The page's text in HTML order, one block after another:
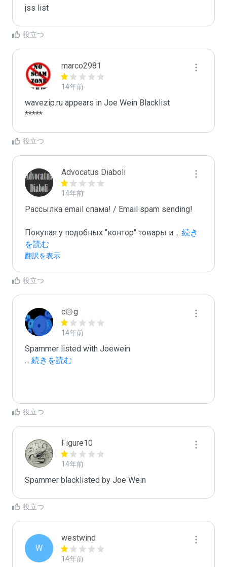
jss list
役立つ
marco2981
14年前
wavezip.ru appears in Joe Wein Blacklist
*****
役立つ
Advocatus Diaboli
14年前
Рассылка email спама! / Email spam sending!
Покупая у подобных "контор" товары и ... 続き
を読む
翻訳を表示
役立つ
c۞g
14年前
... 続きを読む
役立つ
Figure10
14年前
Spammer blacklisted by Joe Wein
役立つ
W
westwind
14年前